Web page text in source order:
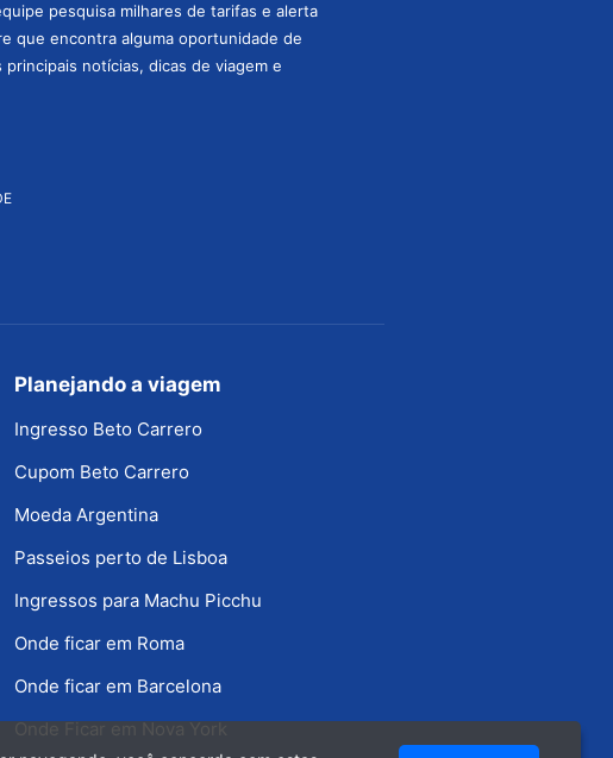
pesquisa milhares de tarifas e alerta
que encontra alguma oportunidade de
principais notícias, dicas de viagem e
Planejando a viagem
Ingresso Beto Carrero
Cupom Beto Carrero
Moeda Argentina
Passeios perto de Lisboa
Ingressos para Machu Picchu
Onde ficar em Roma
Onde ficar em Barcelona